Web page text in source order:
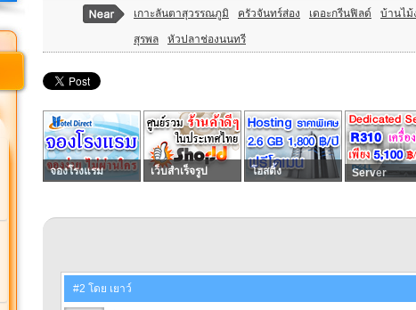
เกาะลันตาสุวรรณภูมิ ครัวจันทร์ส่อง เดอะกรีนฟิลด์ บ้านไม้
สุรพล หัวปลาช่องนนทรี
จองโรงแรม เว็บสำเร็จรูป โฮสติ้ง Server
#2 โดย เยาว์